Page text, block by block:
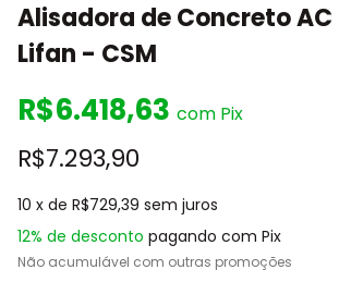
Alisadora de Concreto AC
Lifan - CSM
R$6.418,63 com Pix
R$7.293,90
10 x de R$729,39 sem juros
12% de desconto pagando com Pix
Não acumulável com outras promoções